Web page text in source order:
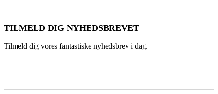
TILMELD DIG NYHEDSBREVET
Tilmeld dig vores fantastiske nyhedsbrev i dag.